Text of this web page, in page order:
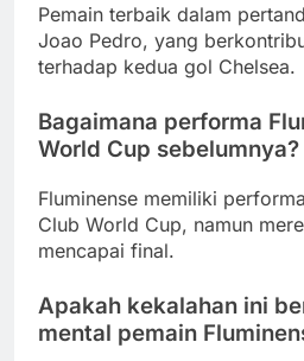
Pemain terbaik dalam
Joao Pedro, yang
terhadap kedua gol Chelsea.
Bagaimana performa
World Cup sebelumnya?
Fluminense memiliki
Club World Cup, namun
mencapai final.
Apakah kekalahan ini
mental pemain